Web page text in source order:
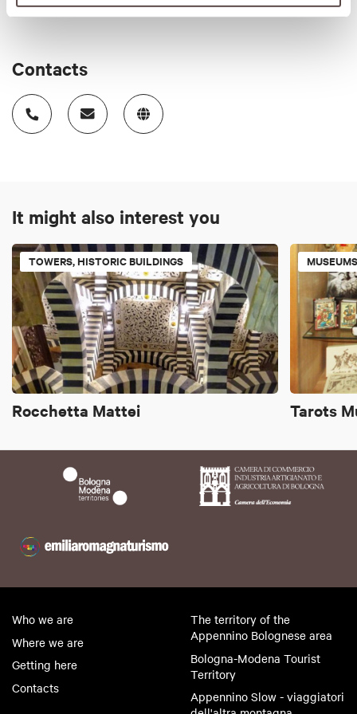
Contacts
It might also interest you
TOWERS, HISTORIC BUILDINGS
Rocchetta Mattei Tarots
Who we are
Where we are
Getting here
Contacts
The territory of the
Appennino Bolognese area
Bologna-Modena Tourist
Territory
Appennino Slow - viaggiatori